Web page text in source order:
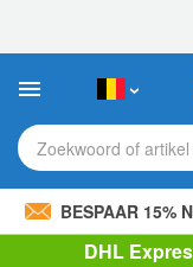
Deze
bevat
Zoekwoord of
BESPAAR 15%
DHL